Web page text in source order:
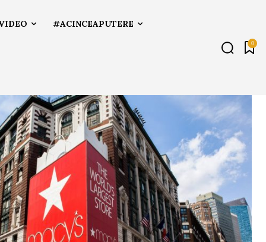
#ACINCEAPUTERE
0